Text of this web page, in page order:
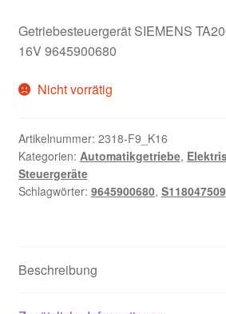
Getriebesteuergerät SIEMENS
16V 9645900680
Nicht vorrätig
Artikelnummer: 2318-F9_K16
Kategorien: Automatikgetriebe,
Steuergeräte
Schlagwörter: 9645900680, S118047509
Beschreibung